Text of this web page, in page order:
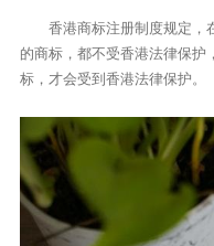
香港商标注册制度规定，
的商标，都不受香港法律保护
标，才会受到香港法律保护。